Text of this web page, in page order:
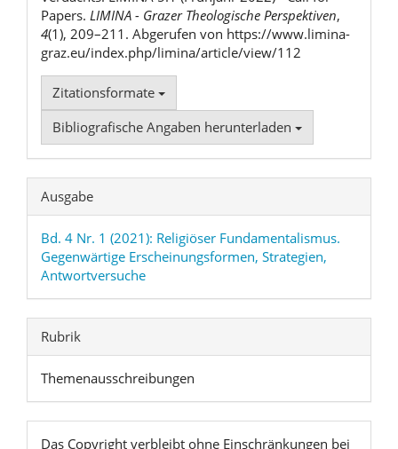
Papers. LIMINA - Grazer Theologische Perspektiven,
4(1), 209–211. Abgerufen von https://www.limina-
graz.eu/index.php/limina/article/view/112
Zitationsformate
Bibliografische Angaben herunterladen
Ausgabe
Bd. 4 Nr. 1 (2021): Religiöser Fundamentalismus.
Gegenwärtige Erscheinungsformen, Strategien,
Antwortversuche
Rubrik
Themenausschreibungen
Das Copyright verbleibt ohne Einschränkungen bei